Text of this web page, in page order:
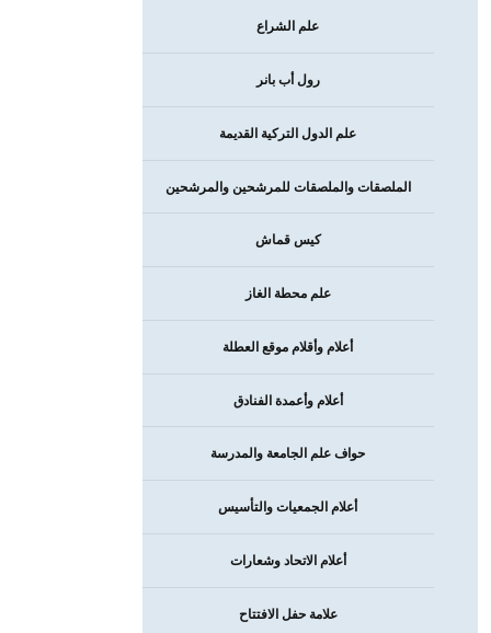
علم الشراع
رول أب بانر
علم الدول التركية القديمة
الملصقات والملصقات للمرشحين والمرشحين
كيس قماش
علم محطة الغاز
أعلام وأقلام موقع العطلة
أعلام وأعمدة الفنادق
حواف علم الجامعة والمدرسة
أعلام الجمعيات والتأسيس
أعلام الاتحاد وشعارات
علامة حفل الافتتاح